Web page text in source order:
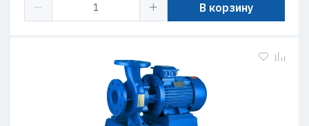
В корзину